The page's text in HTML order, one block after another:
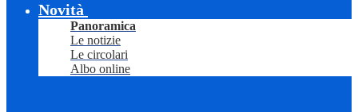
Novità
Panoramica
Le notizie
Le circolari
Albo online